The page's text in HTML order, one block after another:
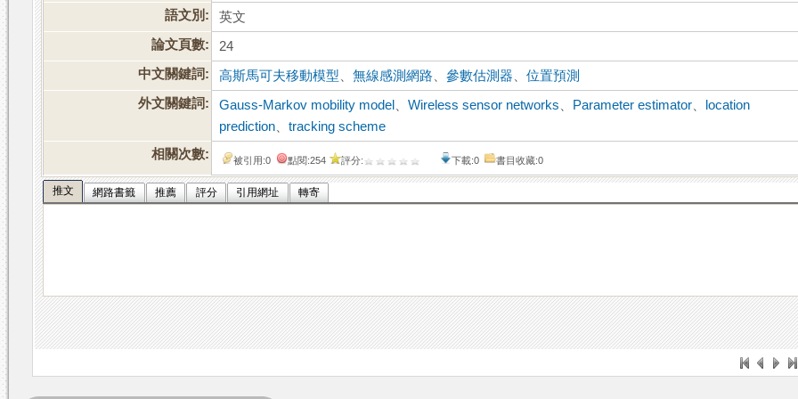
語文別:
英文
論文頁數:
24
中文關鍵詞:
高斯馬可夫移動模型 、無線感測網路 、參數估測器 、位置預測
外文關鍵詞:
Gauss-Markov mobility model 、Wireless sensor networks Parameter estimator
location
prediction 、tracking scheme
相關次數:
被引用:0 點閱:254 評分: 下載:0 書目收藏:0
推文 網路書籤 推薦 評分 引用網址 轉寄